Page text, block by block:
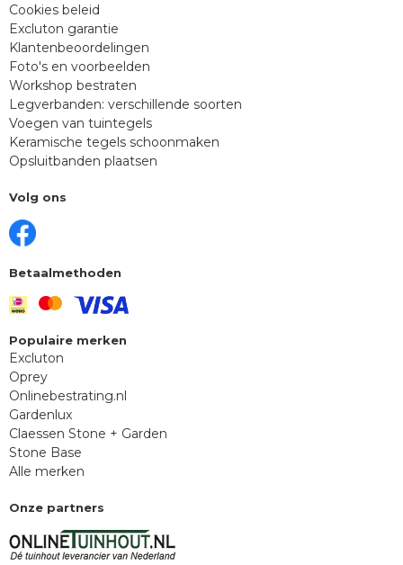
Cookies beleid
Excluton garantie
Klantenbeoordelingen
Foto's en voorbeelden
Workshop bestraten
Legverbanden: verschillende soorten
Voegen van tuintegels
Keramische tegels schoonmaken
Opsluitbanden plaatsen
Volg ons
Betaalmethoden
Populaire merken
Excluton
Oprey
Onlinebestrating.nl
Gardenlux
Claessen Stone + Garden
Stone Base
Alle merken
Onze partners